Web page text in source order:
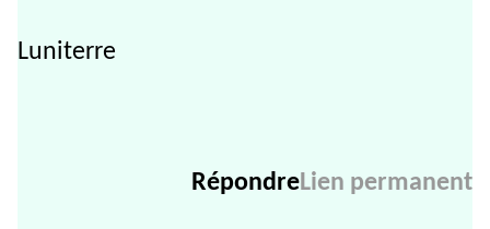
Luniterre
RépondreLien permanent